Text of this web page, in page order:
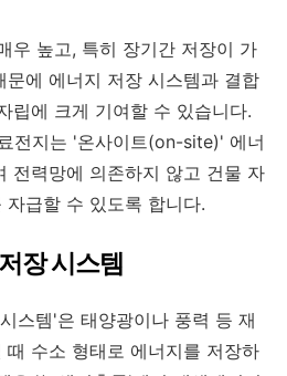
우 높고, 특히 장기간 저장이 가
문에 에너지 저장 시스템과 결합
립에 크게 기여할 수 있습니다.
전지는 '온사이트(on-site)' 에너
전력망에 의존하지 않고 건물 자
급할 수 있도록 합니다.
장 시스템
스템'은 태양광이나 풍력 등 재
수소 형태로 에너지를 저장하